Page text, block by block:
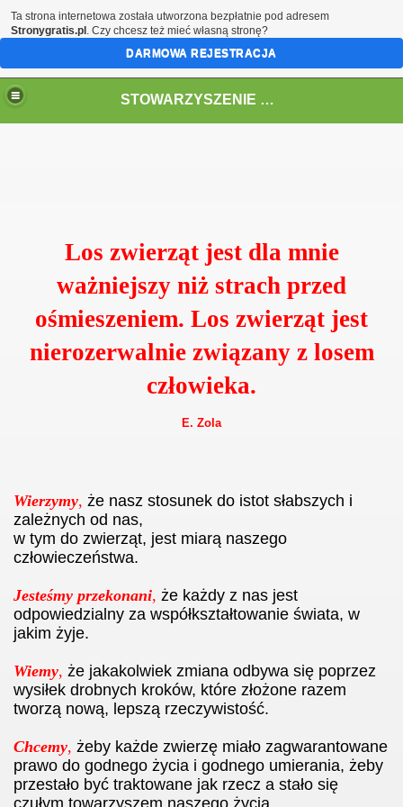
STOWARZYSZENIE EKOLOGICZNO- KULTURALNE "PAKLA"
Los zwierząt jest dla mnie
ważniejszy niż strach przed
ośmieszeniem. Los zwierząt jest
nierozerwalnie związany z losem
człowieka.
E. Zola
Wierzymy, że nasz stosunek do istot słabszych i
zależnych od nas,
w tym do zwierząt, jest miarą naszego
człowieczeństwa.
Jesteśmy przekonani, że każdy z nas jest
odpowiedzialny za współkształtowanie świata, w
jakim żyje.
Wiemy, że jakakolwiek zmiana odbywa się poprzez
wysiłek drobnych kroków, które złożone razem
tworzą nową, lepszą rzeczywistość.
Chcemy, żeby każde zwierzę miało zagwarantowane
prawo do godnego życia i godnego umierania, żeby
przestało być traktowane jak rzecz a stało się
czułym towarzyszem naszego życia.
Ta strona internetowa została utworzona bezpłatnie pod adresem
Stronygratis.pl . Czy chcesz też mieć własną stronę?
DARMOWA REJESTRACJA